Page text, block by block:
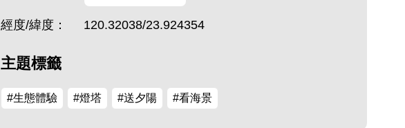
經度/緯度： 120.32038/23.924354
主題標籤
#生態體驗 #燈塔 #送夕陽 #看海景